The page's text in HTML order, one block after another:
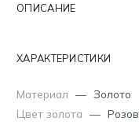
ОПИСАНИЕ
ХАРАКТЕРИСТИКИ
Материал — Золото
Цвет золота —